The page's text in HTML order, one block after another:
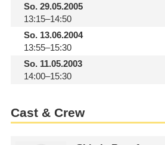
So.29.05.2005
13:15–14:50
So.13.06.2004
13:55–15:30
So.11.05.2003
14:00–15:30
Cast & Crew